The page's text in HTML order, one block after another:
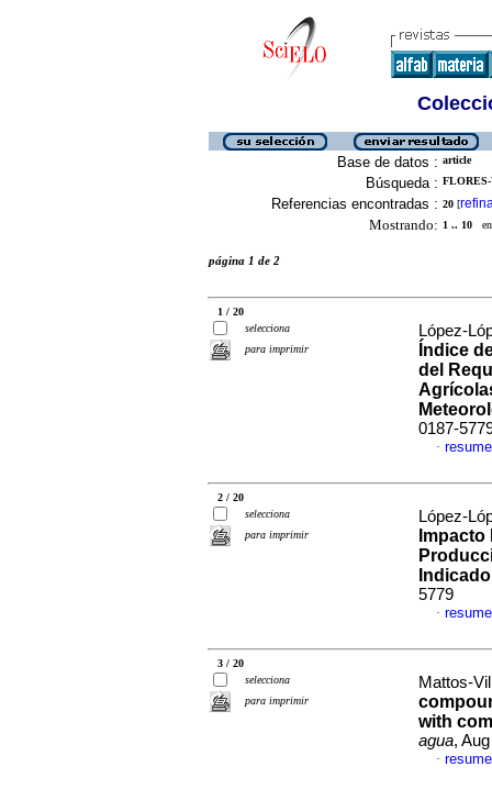
Base de datos : article
Búsqueda :
Referencias encontradas : 20 [
Mostrando: 1 .. 10 en
página 1 de 2
1 / 20
selecciona
para imprimir
López-
Índice
del
0187-
·
2 / 20
selecciona
para imprimir
López-
5779
·
3 / 20
selecciona
para imprimir
Mattos-
with
agua,
·